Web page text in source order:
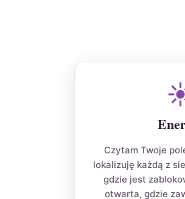
Czytam Twoje
lokalizuję każdą z
gdzie jest
otwarta, gdzie